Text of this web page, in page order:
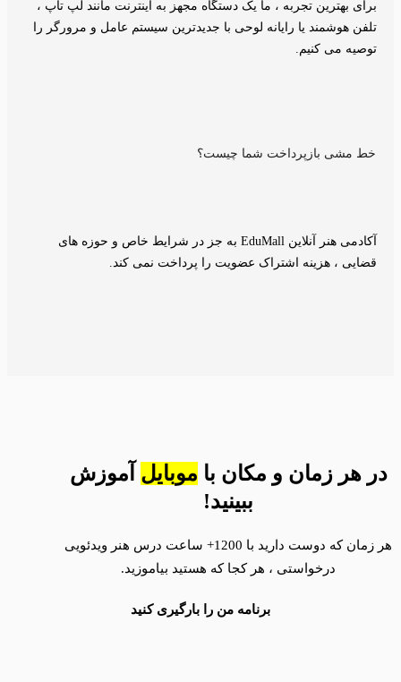
برای بهترین تجربه ، ما یک دستگاه مجهز به اینترنت مانند لپ تاپ ،
تلفن هوشمند یا رایانه لوحی با جدیدترین سیستم عامل و مرورگر را
توصیه می کنیم.
خط مشی بازپرداخت شما چیست؟
آکادمی هنر آنلاین EduMall به جز در شرایط خاص و حوزه های
قضایی ، هزینه اشتراک عضویت را پرداخت نمی کند.
در هر زمان و مکان با موبایل آموزش
ببینید!
هر زمان که دوست دارید با 1200+ ساعت درس هنر ویدئویی
درخواستی ، هر کجا که هستید بیاموزید.
برنامه من را بارگیری کنید